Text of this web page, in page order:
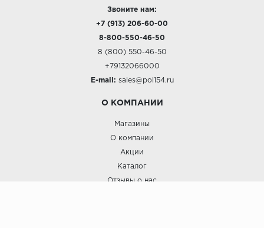
Звоните нам:
+7 (913) 206-60-00
8-800-550-46-50
8 (800) 550-46-50
+79132066000
E-mail: sales@pol154.ru
О КОМПАНИИ
Магазины
О компании
Акции
Каталог
Отзывы о нас